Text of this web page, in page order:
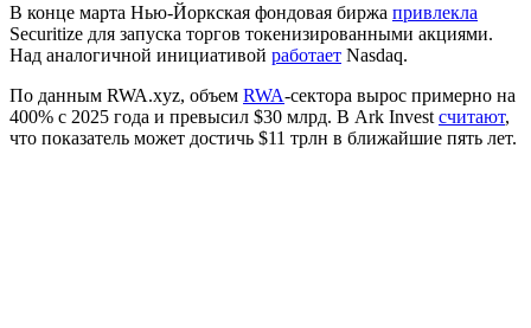
В конце марта Нью-Йоркская фондовая биржа привлекла
Securitize для запуска торгов токенизированными акциями.
Над аналогичной инициативой работает Nasdaq.
По данным RWA.xyz, объем RWA-сектора вырос примерно на
400% с 2025 года и превысил $30 млрд. В Ark Invest считают,
что показатель может достичь $11 трлн в ближайшие пять лет.